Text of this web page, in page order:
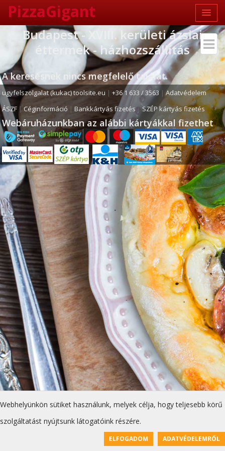
Webhelyünkön sütiket használunk, melyek célja, hogy teljesebb körű
szolgáltatást nyújtsunk látogatóink részére.
ELFOGADOM ADATVÉDELEMRŐL
PizzaGigant
Budapest - XVIII. kerületi ázsiai
éttermek - házhozszállítás
A keresésnek nincs megfelelő találat.
ugyfelszolgalat (kukac) toolsite.eu |+36 1 633 / 3563|Adatvédelem|
ÁSZF |Céginformáció |Bankkártyás fizetés|SZÉP kártyás fizetés
Webáruházunkban az alábbi kártyákkal fizethet